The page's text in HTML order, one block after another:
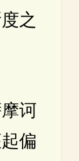
之
诃
偏